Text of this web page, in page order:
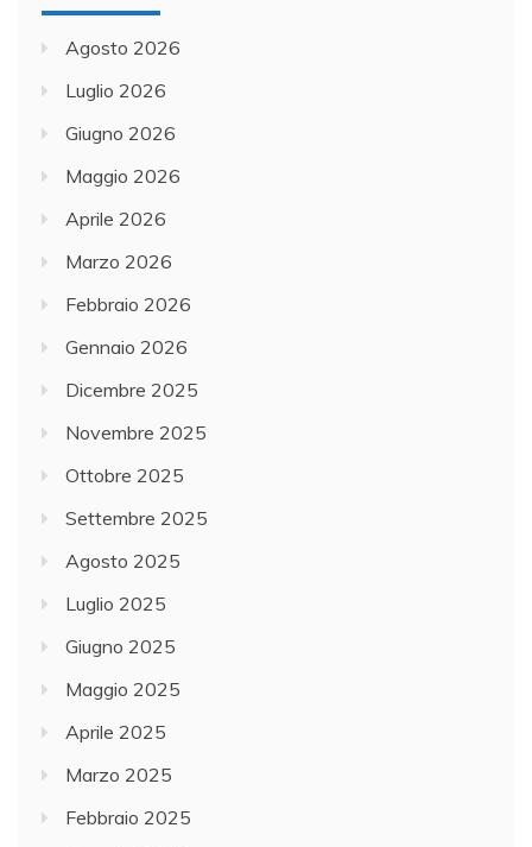
Agosto 2026
Luglio 2026
Giugno 2026
Maggio 2026
Aprile 2026
Marzo 2026
Febbraio 2026
Gennaio 2026
Dicembre 2025
Novembre 2025
Ottobre 2025
Settembre 2025
Agosto 2025
Luglio 2025
Giugno 2025
Maggio 2025
Aprile 2025
Marzo 2025
Febbraio 2025